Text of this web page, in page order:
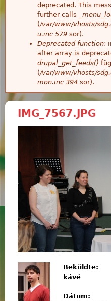
deprecated. This
further calls
(/var/www/vhosts/
u.inc 579 sor).
Deprecated function:
after array is
drupal_get_feeds()
(/var/www/vhosts/
mon.inc 394 sor).
IMG_7567.JPG
Beküldte:
kávé
Dátum: